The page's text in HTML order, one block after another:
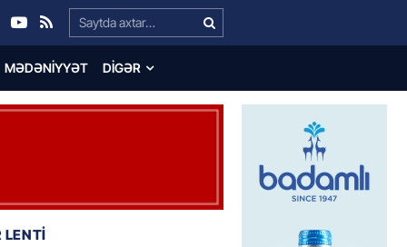
Search…
MƏDƏNIYYƏT DIGƏR